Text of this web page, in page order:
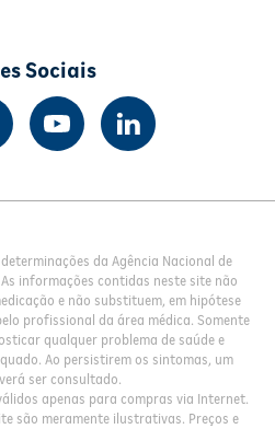
Sociais
da Agência Nacional de
informações contidas neste site não
e não substituem, em hipótese
profissional da área médica. Somente
qualquer problema de saúde e
Ao persistirem os sintomas, um
ser consultado.
apenas para compras via Internet.
são meramente ilustrativas. Preços e